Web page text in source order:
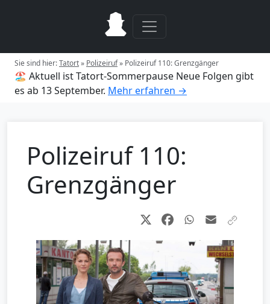
Sie sind hier:Tatort» Polizeiruf» Polizeiruf 110: Grenzgänger
🏖️ Aktuell ist Tatort-Sommerpause Neue Folgen gibt
es ab 13 September. Mehr erfahren →
Polizeiruf 110:
Grenzgänger